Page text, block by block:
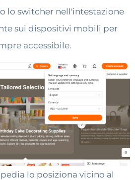
lo switcher nell'intestazione
sui dispositivi mobili per
accessibile.
lo posiziona vicino al